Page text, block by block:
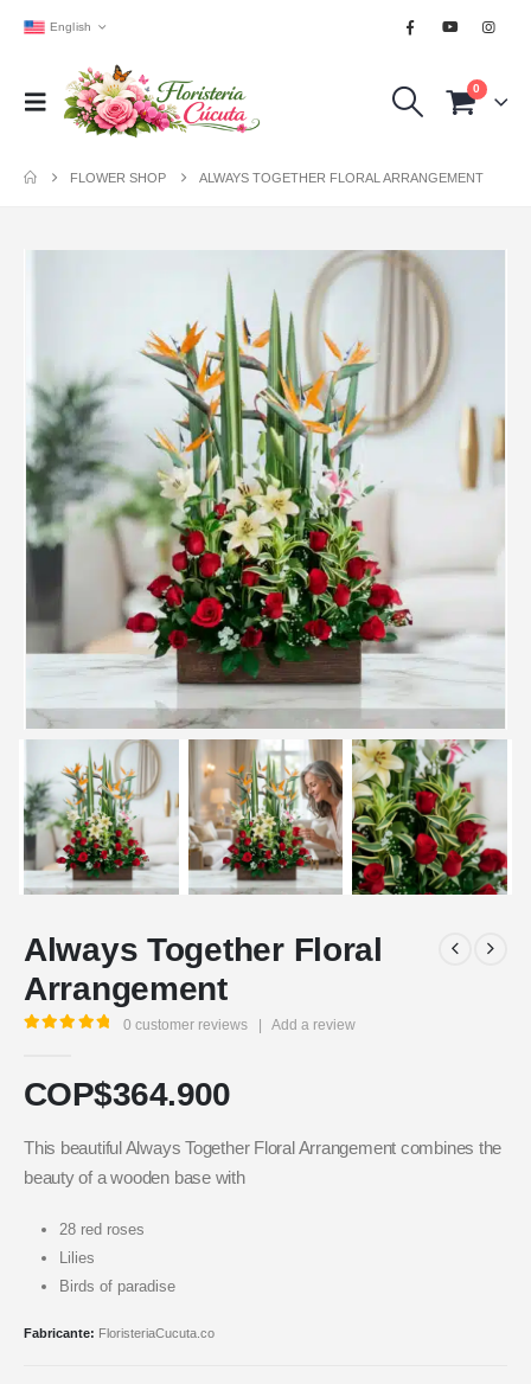
English
0
FLOWER SHOP ALWAYS TOGETHER FLORAL ARRANGEMENT
Always Together Floral
Arrangement
0 customer reviews | Add a review
COP$364.900
This beautiful Always Together Floral Arrangement combines the
beauty of a wooden base with
28 red roses
Lilies
Birds of paradise
Fabricante: FloristeriaCucuta.co